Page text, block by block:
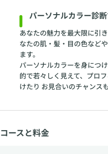
パーソナルカラー診
あなたの魅力を最大限に引
なたの肌・髪・目の色など
ます。
パーソナルカラーを身につ
的で若々しく見えて、プロ
けたり お見合いのチャンス
コースと料金